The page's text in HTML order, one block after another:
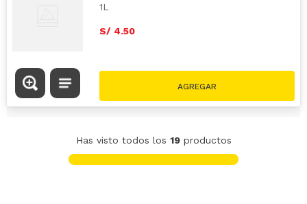
1L
S/ 4.50
Has visto todos los 19productos